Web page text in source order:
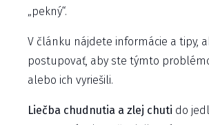
„pekný“.
V článku nájdete informácie a tipy,
postupovať, aby ste týmto
alebo ich vyriešili.
Liečba chudnutia a zlej chuti do